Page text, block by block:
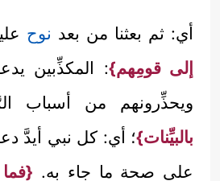
أي: ثم بعثنا من بعد نوح
إلى قومِهم}: المكذِّبين
ويحذِّرونهم من أسباب
بالبيِّنات}؛ أي: كل نبي أيدَّ
على صحة ما جاء به. {فما